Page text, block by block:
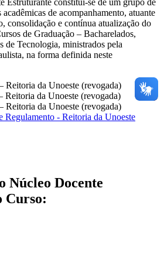
Estruturante constitui-se de um grupo de
de acompanhamento, atuante
consolidação e contínua atualização do
de Graduação – Bacharelados,
de Tecnologia, ministrados pela
na forma definida neste
Reitoria da Unoeste (revogada)
Reitoria da Unoeste (revogada)
Reitoria da Unoeste (revogada)
Regulamento - Reitoria da Unoeste
Núcleo Docente
Curso: